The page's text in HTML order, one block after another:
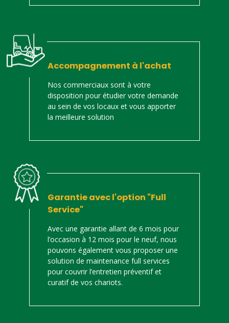
Accompagnement à l'achat
Nos commerciaux sont à votre
disposition pour étudier votre demande
au sein de vos locaux et vous apporter
la meilleure solution
Garantie avec l'option "Full
Service"
Avec une garantie allant de 6 mois pour
l’occasion à 12 mois pour le neuf, nous
pouvons également vous proposer une
solution de maintenance full services
pour couvrir l’entretien préventif et
curatif de vos chariots.